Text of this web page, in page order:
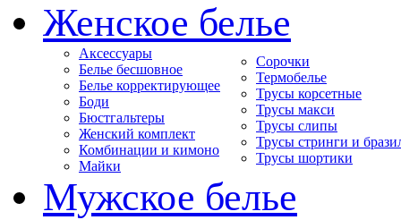
Женское белье
Аксессуары
Белье бесшовное
Белье корректирующее
Боди
Бюстгальтеры
Женский комплект
Комбинации и кимоно
Майки
Сорочки
Термобелье
Трусы корсетные
Трусы макси
Трусы слипы
Трусы стринги и
Трусы шортики
Мужское белье